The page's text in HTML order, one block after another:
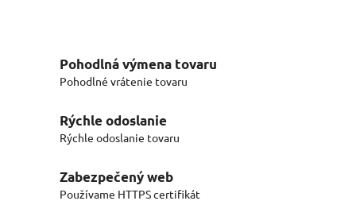
Pohodlná výmena tovaru
Pohodlné vrátenie tovaru
Rýchle odoslanie
Rýchle odoslanie tovaru
Zabezpečený web
Používame HTTPS certifikát